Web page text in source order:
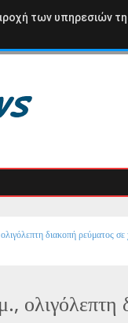
διακοπή ρεύματος
ολιγόλεπτη
των υπηρεσιών